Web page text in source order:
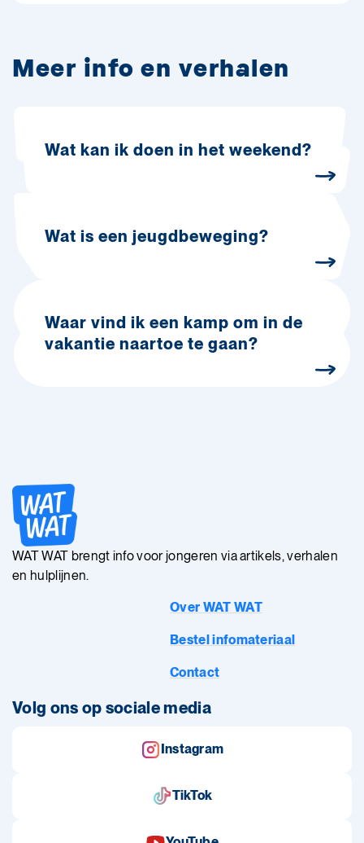
Meer info en verhalen
Wat kan ik doen in het weekend?
Wat is een jeugdbeweging?
Waar vind ik een kamp om in de
vakantie naartoe te gaan?
WAT WAT brengt info voor jongeren via artikels, verhalen
en hulplijnen.
Over WAT WAT
Bestel infomateriaal
Contact
Volg ons op sociale media
Instagram
TikTok